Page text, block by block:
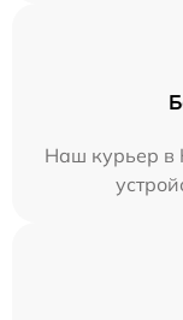
Наш курьер в